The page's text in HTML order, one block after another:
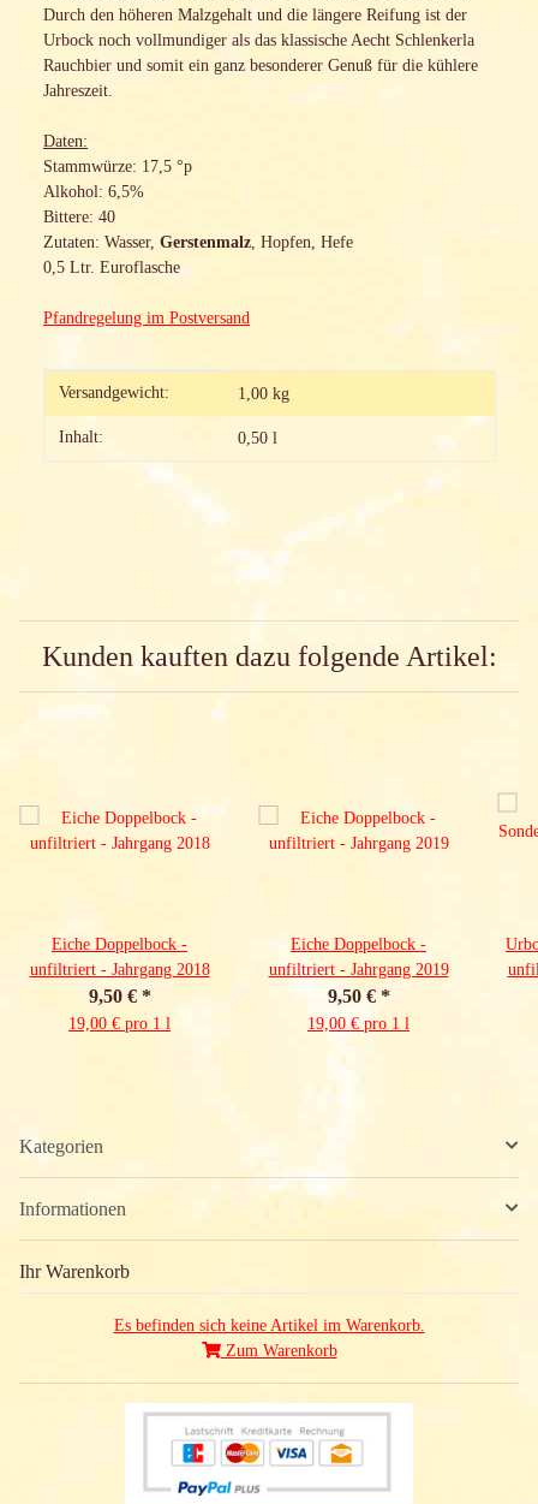
Durch den höheren Malzgehalt und die längere Reifung ist der
Urbock noch vollmundiger als das klassische Aecht Schlenkerla
Rauchbier und somit ein ganz besonderer Genuß für die kühlere
Jahreszeit.
Daten:
Stammwürze: 17,5 °p
Alkohol: 6,5%
Bittere: 40
Zutaten: Wasser, Gerstenmalz , Hopfen, Hefe
0,5 Ltr. Euroflasche
Pfandregelung im Postversand
Produkteigenschaft
Wert
Versandgewicht: 1,00 kg
Inhalt: 0,50 l
Kunden kauften dazu folgende Artikel:
Eiche Doppelbock -
unfiltriert - Jahrgang 2018
9,50 € *
19,00 € pro 1 l
Eiche Doppelbock -
unfiltriert - Jahrgang 2019
9,50 € *
19,00 € pro 1 l
Kategorien
Informationen
Ihr Warenkorb
Es befinden sich keine Artikel im Warenkorb.
Zum Warenkorb